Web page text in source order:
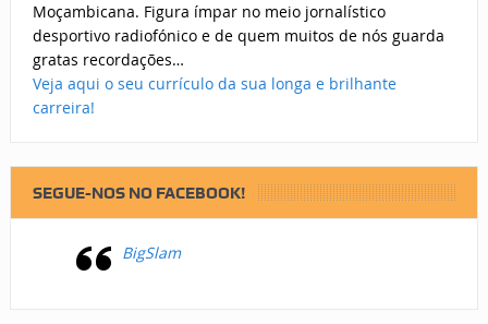
Moçambicana. Figura ímpar no meio jornalístico
desportivo radiofónico e de quem muitos de nós guarda
gratas recordações…
Veja aqui o seu currículo da sua longa e brilhante
carreira!
SEGUE-NOS NO FACEBOOK!
BigSlam